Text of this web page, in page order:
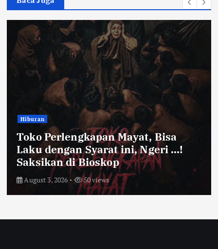
Bandung Raya
Farhan Pastikan Pasokan Pangan
Kota Bandung Aman Meski Harga
Ayam dan Timun Naik
July 31, 2026 55 views